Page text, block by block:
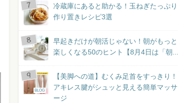
冷蔵庫にあると助かる！玉ねぎたっぷり
作り置きレシピ3選
早起きだけが朝活じゃない！朝がもっと
楽しくなる50のヒント【8月4日は「朝...
BLOG
【美脚への道】むくみ足首をすっきり！
アキレス腱がシュッと見える簡単マッサ
ージ